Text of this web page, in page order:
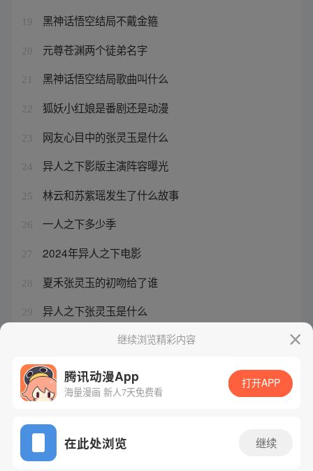
19 黑神话悟空结局不戴金箍
20 元尊苍渊两个徒弟名字
21 黑神话悟空结局歌曲叫什么
22 狐妖小红娘是番剧还是动漫
23 网友心目中的张灵玉是什么
24 异人之下影版主演阵容曝光
25 林云和苏紫瑶发生了什么故事
26 一人之下多少季
27 2024年异人之下电影
28 夏禾张灵玉的初吻给了谁
29 异人之下张灵玉是什么
狐妖小红娘手游小月初几出
继续浏览精彩内容
腾讯动漫App
海量漫画 新人7天免费看
打开APP
在此处浏览 继续
网站备案/许可证号：粤B2-20090059-5
Copyright©1998 - 2026 Tencent. All Rights Reserved